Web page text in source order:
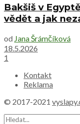
Bakšiš v
vědět a jak
od Jana Šrámčíková
18.5.2026
1
Kontakt
Reklama
© 2017-2021